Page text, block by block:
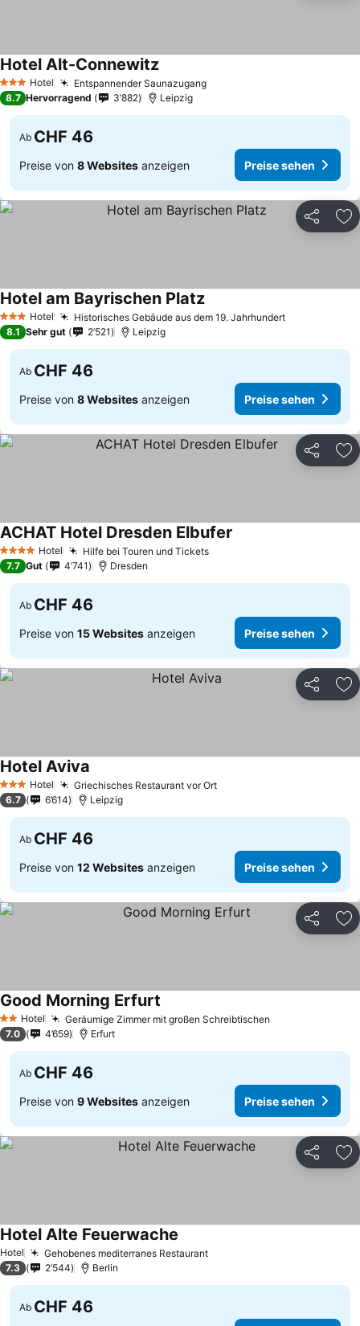
3 SterneHotel Entspannender Saunazugang
Hotel Alt-Connewitz
8.7 Hervorragend 3’882 Leipzig
Ab CHF 46
Preise von 8 Websites anzeigen Preise sehen
Teilen
3 SterneHotel Historisches Gebäude aus dem 19. Jahrhundert
Hotel am Bayrischen Platz
8.1 Sehr gut 2’521 Leipzig
Ab CHF 46
Preise von 8 Websites anzeigen Preise sehen
Teilen
4 Sterne Hotel Hilfe bei Touren und Tickets
ACHAT Hotel Dresden Elbufer
7.7 Gut 4’741 Dresden
Ab CHF 46
Preise von 15 Websites anzeigen Preise sehen
Teilen
3 SterneHotel Griechisches Restaurant vor Ort
Hotel Aviva
6.7 6’614 Leipzig
Ab CHF 46
Preise von 12 Websites anzeigen Preise sehen
Teilen
2 Sterne
Hotel Geräumige Zimmer mit großen Schreibtischen
Good Morning Erfurt
7.0 4’659 Erfurt
Ab CHF 46
Preise von 9 Websites anzeigen Preise sehen
Teilen
Hotel Gehobenes mediterranes Restaurant
Hotel Alte Feuerwache
7.3 2’544 Berlin
Ab CHF 46